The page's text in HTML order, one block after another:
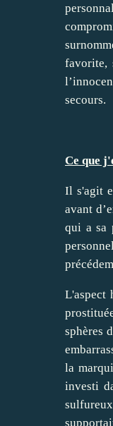
favorite,
secours.
Ce que
Il s'agit
avant
qui a sa
L'aspect
sphères
la
investi